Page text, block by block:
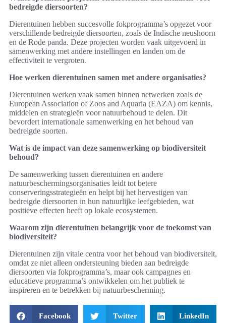
bedreigde diersoorten?
Dierentuinen hebben succesvolle fokprogramma’s opgezet voor
verschillende bedreigde diersoorten, zoals de Indische neushoorn
en de Rode panda. Deze projecten worden vaak uitgevoerd in
samenwerking met andere instellingen en landen om de
effectiviteit te vergroten.
Hoe werken dierentuinen samen met andere organisaties?
Dierentuinen werken vaak samen binnen netwerken zoals de
European Association of Zoos and Aquaria (EAZA) om kennis,
middelen en strategieën voor natuurbehoud te delen. Dit
bevordert internationale samenwerking en het behoud van
bedreigde soorten.
Wat is de impact van deze samenwerking op biodiversiteit
behoud?
De samenwerking tussen dierentuinen en andere
natuurbeschermingsorganisaties leidt tot betere
conserveringsstrategieën en helpt bij het hervestigen van
bedreigde diersoorten in hun natuurlijke leefgebieden, wat
positieve effecten heeft op lokale ecosystemen.
Waarom zijn dierentuinen belangrijk voor de toekomst van
biodiversiteit?
Dierentuinen zijn vitale centra voor het behoud van biodiversiteit,
omdat ze niet alleen ondersteuning bieden aan bedreigde
diersoorten via fokprogramma’s, maar ook campagnes en
educatieve programma’s ontwikkelen om het publiek te
inspireren en te betrekken bij natuurbescherming.
Facebook Twitter LinkedIn